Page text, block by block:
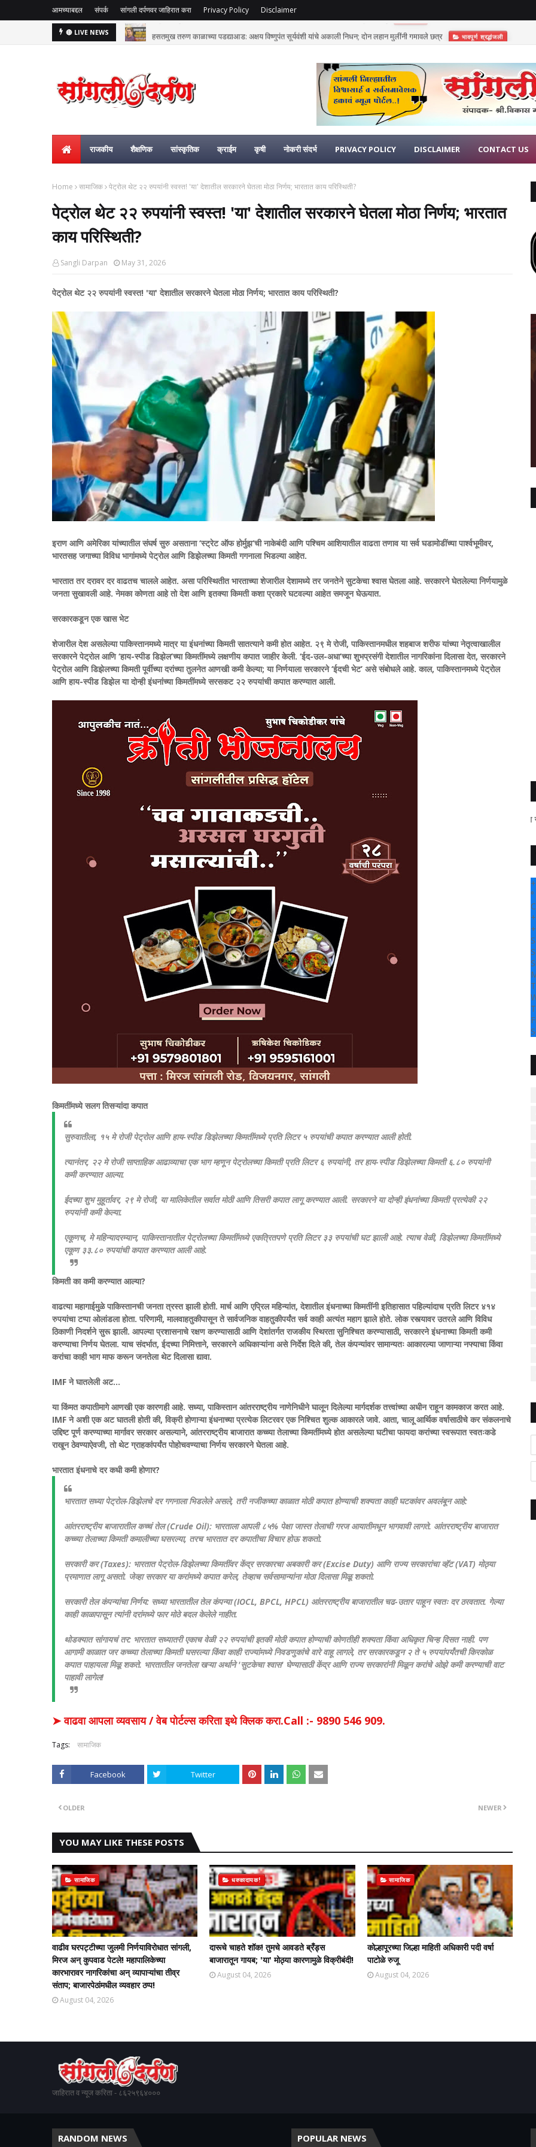
आमच्याबद्दल संपर्क सांगली दर्पणवर जाहिरात करा Privacy Policy Disclaimer
🔴 LIVE NEWS हसतमुख तरुण काळाच्या पडद्याआड: अक्षय विष्णुपंत सूर्यवंशी यांचे अकाली निधन; दोन लहान मुलींनी गमावले छत्र भावपूर्ण श्रद्धांजली
राजकीय शैक्षणिक सांस्कृतिक क्राईम कृषी नोकरी संदर्भ PRIVACY POLICY DISCLAIMER CONTACT US
Home सामाजिक पेट्रोल थेट २२ रुपयांनी स्वस्त! 'या' देशातील सरकारने घेतला मोठा निर्णय; भारतात काय परिस्थिती?
पेट्रोल थेट २२ रुपयांनी स्वस्त! 'या' देशातील सरकारने घेतला मोठा निर्णय; भारतात
काय परिस्थिती?
Sangli Darpan May 31, 2026
पेट्रोल थेट २२ रुपयांनी स्वस्त! 'या' देशातील सरकारने घेतला मोठा निर्णय; भारतात काय परिस्थिती?
इराण आणि अमेरिका यांच्यातील संघर्ष सुरु असताना ‘स्ट्रेट ऑफ होर्मुझ‘ची नाकेबंदी आणि पश्चिम आशियातील वाढता तणाव या सर्व घडामोडींच्या पार्श्वभूमीवर,
भारतसह जगाच्या विविध भागांमध्ये पेट्रोल आणि डिझेलच्या किमती गगनाला भिडल्या आहेत.
भारतात तर दरावर दर वाढतच चालले आहेत. असा परिस्थितीत भारताच्या शेजारील देशामध्ये तर जनतेने सुटकेचा श्वास घेतला आहे. सरकारने घेतलेल्या निर्णयामुळे
जनता सुखावली आहे. नेमका कोणता आहे तो देश आणि इतक्या किमती कशा प्रकारे घटवल्या आहेत समजून घेऊयात.
सरकारकडून एक खास भेट
शेजारील देश असलेल्या पाकिस्तानमध्ये मात्र या इंधनांच्या किमती सातत्याने कमी होत आहेत. २९ मे रोजी, पाकिस्तानमधील शहबाज शरीफ यांच्या नेतृत्वाखालील
सरकारने पेट्रोल आणि ‘हाय-स्पीड डिझेल’च्या किमतींमध्ये लक्षणीय कपात जाहीर केली. ‘ईद-उल-अधा’च्या शुभप्रसंगी देशातील नागरिकांना दिलासा देत, सरकारने
पेट्रोल आणि डिझेलच्या किमती पूर्वीच्या दरांच्या तुलनेत आणखी कमी केल्या; या निर्णयाला सरकारने ‘ईदची भेट’ असे संबोधले आहे. काल, पाकिस्तानमध्ये पेट्रोल
आणि हाय-स्पीड डिझेल या दोन्ही इंधनांच्या किमतींमध्ये सरसकट २२ रुपयांची कपात करण्यात आली.
किमतींमध्ये सलग तिसऱ्यांदा कपात
सुरुवातीला, १५ मे रोजी पेट्रोल आणि हाय-स्पीड डिझेलच्या किमतींमध्ये प्रति लिटर ५ रुपयांची कपात करण्यात आली होती.
त्यानंतर, २२ मे रोजी साप्ताहिक आढाव्याचा एक भाग म्हणून पेट्रोलच्या किमती प्रति लिटर ६ रुपयांनी, तर हाय-स्पीड डिझेलच्या किमती ६.८० रुपयांनी
कमी करण्यात आल्या.
ईदच्या शुभ मुहूर्तावर, २९ मे रोजी, या मालिकेतील सर्वात मोठी आणि तिसरी कपात लागू करण्यात आली. सरकारने या दोन्ही इंधनांच्या किमती प्रत्येकी २२
रुपयांनी कमी केल्या.
एकूणच, मे महिन्यादरम्यान, पाकिस्तानातील पेट्रोलच्या किमतींमध्ये एकत्रितपणे प्रति लिटर ३३ रुपयांची घट झाली आहे. त्याच वेळी, डिझेलच्या किमतींमध्ये
एकूण ३३.८० रुपयांची कपात करण्यात आली आहे.
किमती का कमी करण्यात आल्या?
वाढत्या महागाईमुळे पाकिस्तानची जनता त्रस्त झाली होती. मार्च आणि एप्रिल महिन्यांत, देशातील इंधनाच्या किमतींनी इतिहासात पहिल्यांदाच प्रति लिटर ४१४
रुपयांचा टप्पा ओलांडला होता. परिणामी, मालवाहतुकीपासून ते सार्वजनिक वाहतुकीपर्यंत सर्व काही अत्यंत महाग झाले होते. लोक रस्त्यावर उतरले आणि विविध
ठिकाणी निदर्शने सुरू झाली. आपल्या प्रशासनाचे रक्षण करण्यासाठी आणि देशांतर्गत राजकीय स्थिरता सुनिश्चित करण्यासाठी, सरकारने इंधनाच्या किमती कमी
करण्याचा निर्णय घेतला. याच संदर्भात, ईदच्या निमित्ताने, सरकारने अधिकाऱ्यांना असे निर्देश दिले की, तेल कंपन्यांवर सामान्यतः आकारल्या जाणाऱ्या नफ्याचा किंवा
करांचा काही भाग माफ करून जनतेला थेट दिलासा द्यावा.
IMF ने घातलेली अट…
या किंमत कपातीमागे आणखी एक कारणही आहे. सध्या, पाकिस्तान आंतरराष्ट्रीय नाणेनिधीने घालून दिलेल्या मार्गदर्शक तत्त्वांच्या अधीन राहून कामकाज करत आहे.
IMF ने अशी एक अट घातली होती की, विक्री होणाऱ्या इंधनाच्या प्रत्येक लिटरवर एक निश्चित शुल्क आकारले जावे. आता, चालू आर्थिक वर्षासाठीचे कर संकलनाचे
उद्दिष्ट पूर्ण करण्याच्या मार्गावर सरकार असल्याने, आंतरराष्ट्रीय बाजारात कच्च्या तेलाच्या किमतींमध्ये होत असलेल्या घटीचा फायदा करांच्या स्वरूपात स्वतःकडे
राखून ठेवण्याऐवजी, तो थेट ग्राहकांपर्यंत पोहोचवण्याचा निर्णय सरकारने घेतला आहे.
भारतात इंधनाचे दर कधी कमी होणार?
​भारतात सध्या पेट्रोल-डिझेलचे दर गगनाला भिडलेले असले, तरी नजीकच्या काळात मोठी कपात होण्याची शक्यता काही घटकांवर अवलंबून आहे:
​आंतरराष्ट्रीय बाजारातील कच्चं तेल (Crude Oil): भारताला आपली ८५% पेक्षा जास्त तेलाची गरज आयातीमधून भागवावी लागते. आंतरराष्ट्रीय बाजारात
कच्च्या तेलाच्या किमती कमालीच्या घसरल्या, तरच भारतात दर कपातीचा विचार होऊ शकतो.
​सरकारी कर (Taxes): भारतात पेट्रोल-डिझेलच्या किमतींवर केंद्र सरकारचा अबकारी कर (Excise Duty) आणि राज्य सरकारांचा व्हॅट (VAT) मोठ्या
प्रमाणात लागू असतो. जेव्हा सरकार या करांमध्ये कपात करेल, तेव्हाच सर्वसामान्यांना मोठा दिलासा मिळू शकतो.
​सरकारी तेल कंपन्यांचा निर्णय: सध्या भारतातील तेल कंपन्या (IOCL, BPCL, HPCL) आंतरराष्ट्रीय बाजारातील चढ-उतार पाहून स्वतः दर ठरवतात. गेल्या
काही काळापासून त्यांनी दरांमध्ये फार मोठे बदल केलेले नाहीत.
​थोडक्यात सांगायचं तर: भारतात सध्यातरी एकाच वेळी २२ रुपयांची इतकी मोठी कपात होण्याची कोणतीही शक्यता किंवा अधिकृत चिन्ह दिसत नाही. पण
आगामी काळात जर कच्च्या तेलाच्या किमती घसरल्या किंवा काही राज्यांमध्ये निवडणुकांचे वारे वाहू लागले, तर सरकारकडून २ ते ५ रुपयांपर्यंतची किरकोळ
कपात पाहायला मिळू शकते. ​भारतातील जनतेला खऱ्या अर्थाने 'सुटकेचा श्वास' घेण्यासाठी केंद्र आणि राज्य सरकारांनी मिळून करांचे ओझे कमी करण्याची वाट
पाहावी लागेल!
➤ वाढवा आपला व्यवसाय / वेब पोर्टल्स करिता इथे क्लिक करा.Call :- 9890 546 909.
Tags: सामाजिक
Facebook Twitter
NEWER
OLDER
YOU MAY LIKE THESE POSTS
सामाजिक
वाढीव घरपट्टीच्या जुलमी निर्णयाविरोधात सांगली,
मिरज अन् कुपवाड पेटले! महापालिकेच्या
कारभारावर नागरिकांचा अन् व्यापाऱ्यांचा तीव्र
संताप; बाजारपेठांमधील व्यवहार ठप्प!​
August 04, 2026
धक्कादायक!
दारूचे चाहते शॉक! तुमचे आवडते ब्रँड्स
बाजारातून गायब; 'या' मोठ्या कारणामुळे विक्रीबंदी!
August 04, 2026
सामाजिक
कोल्हापूरच्या जिल्हा माहिती अधिकारी पदी वर्षा
पाटोळे रुजू
August 04, 2026
" सांगली दर्पण न्यूज वर
+
°
C
+
+
जाहिरात व न्यूज करिता - ८६२५९६४०००
RANDOM NEWS POPULAR NEWS